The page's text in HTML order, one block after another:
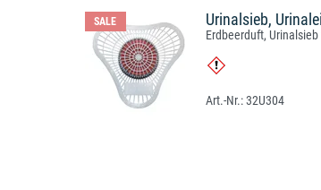
SALE Urinalsieb,
Erdbeerduft,
32U304